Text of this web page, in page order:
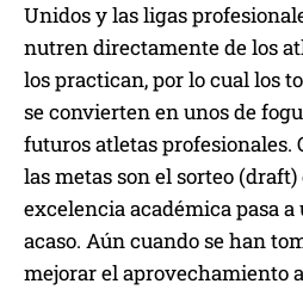
Unidos y las ligas
nutren directamente de los
los practican, por lo cual los
se convierten en unos de
futuros atletas profesionales.
las metas son el sorteo (draft)
excelencia académica pasa
acaso. Aún cuando se han
mejorar el aprovechamiento